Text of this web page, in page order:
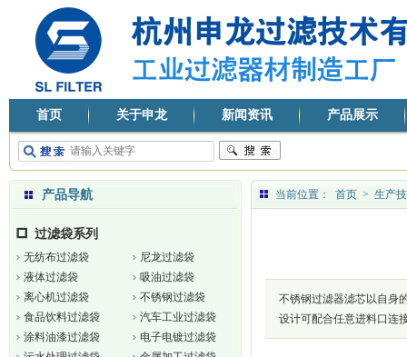
首页 关于申龙 新闻资讯 产品展示
产品导航
过滤袋系列
无纺布过滤袋
尼龙过滤袋
液体过滤袋
吸油过滤袋
离心机过滤袋
不锈钢过滤袋
食品饮料过滤袋
汽车工业过滤袋
涂料油漆过滤袋
电子电镀过滤袋
当前位置： 首页 > 生产
不锈钢过滤器滤芯以自身
设计可配合任意进料口连